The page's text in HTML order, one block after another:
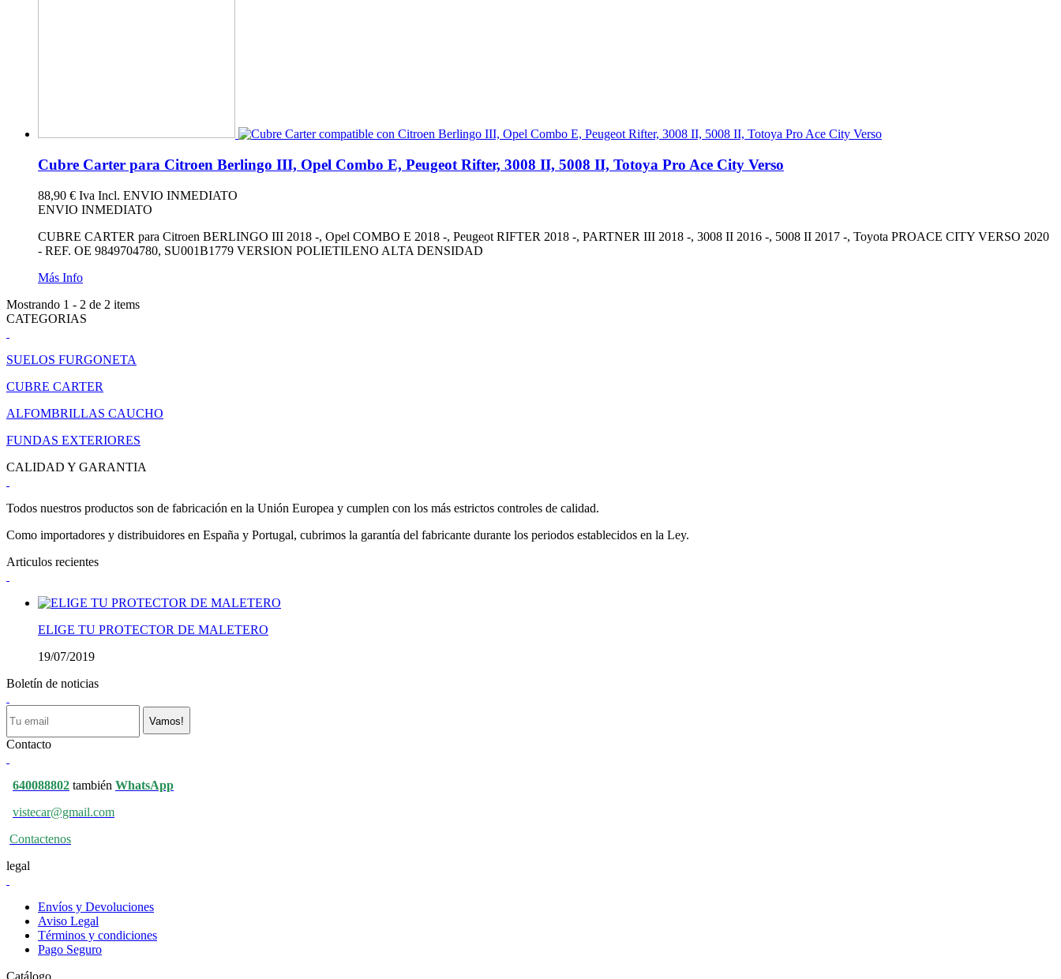
Cubre Carter para Citroen Berlingo III, Opel Combo E, Peugeot Rifter, 3008 II, 5008 II, Totoya Pro Ace City Verso
88,90 € Iva Incl. ENVIO INMEDIATO
ENVIO INMEDIATO
CUBRE CARTER para Citroen BERLINGO III 2018 -, Opel COMBO E 2018 -, Peugeot RIFTER 2018 -, PARTNER III 2018 -, 3008 II 2016 -, 5008 II 2017 -, Toyota PROACE CITY VERSO 2020
- REF. OE 9849704780, SU001B1779 VERSION POLIETILENO ALTA DENSIDAD
Más Info
Mostrando 1 - 2 de 2 items
CATEGORIAS
SUELOS FURGONETA
CUBRE CARTER
ALFOMBRILLAS CAUCHO
FUNDAS EXTERIORES
CALIDAD Y GARANTIA
Todos nuestros productos son de fabricación en la Unión Europea y cumplen con los más estrictos controles de calidad.
Como importadores y distribuidores en España y Portugal, cubrimos la garantía del fabricante durante los periodos establecidos en la Ley.
Articulos recientes
ELIGE TU PROTECTOR DE MALETERO
19/07/2019
Boletín de noticias
Vamos!
Contacto
640088802 también WhatsApp
vistecar@gmail.com
Contactenos
legal
Envíos y Devoluciones
Aviso Legal
Términos y condiciones
Pago Seguro
Catálogo